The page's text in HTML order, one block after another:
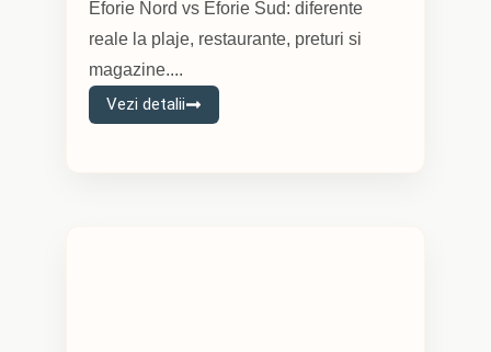
Eforie Nord vs Eforie Sud: diferente
reale la plaje, restaurante, preturi si
magazine....
Vezi detalii